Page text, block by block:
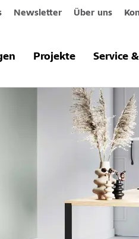
Newsletter Über uns
Projekte Service